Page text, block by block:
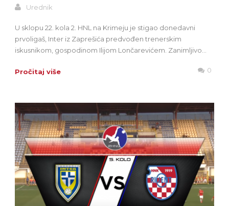
Urednik
U sklopu 22. kola 2. HNL na Krimeju je stigao donedavni
prvoligaš, Inter iz Zaprešića predvođen trenerskim
iskusnikom, gospodinom Ilijom Lončarevićem. Zanimljivo...
Pročitaj više 0